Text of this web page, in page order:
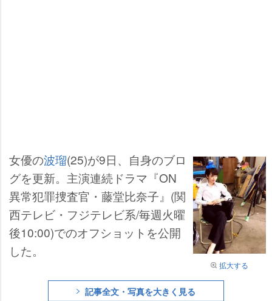
拡大する
女優の波瑠(25)が9日、自身のブロ
グを更新。主演連続ドラマ『ON
異常犯罪捜査官・藤堂比奈子』(関
西テレビ・フジテレビ系/毎週火曜
後10:00)でのオフショットを公開
した。
記事全文・写真を大きく見る